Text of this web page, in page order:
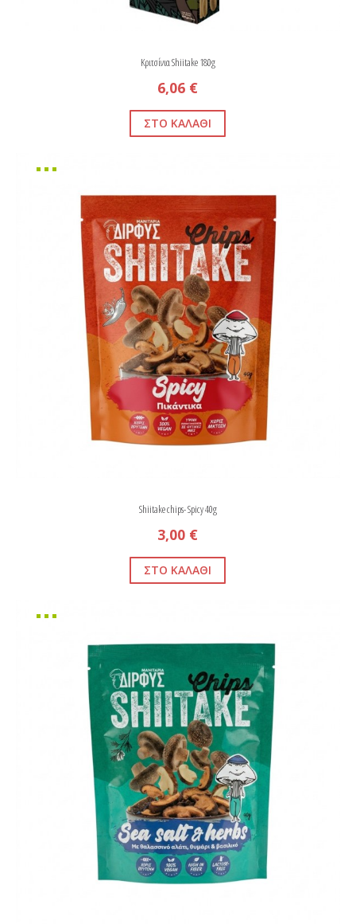
Κριτσίνια Shiitake 180g
6,06 €
Shiitake chips- Spicy 40g
3,00 €